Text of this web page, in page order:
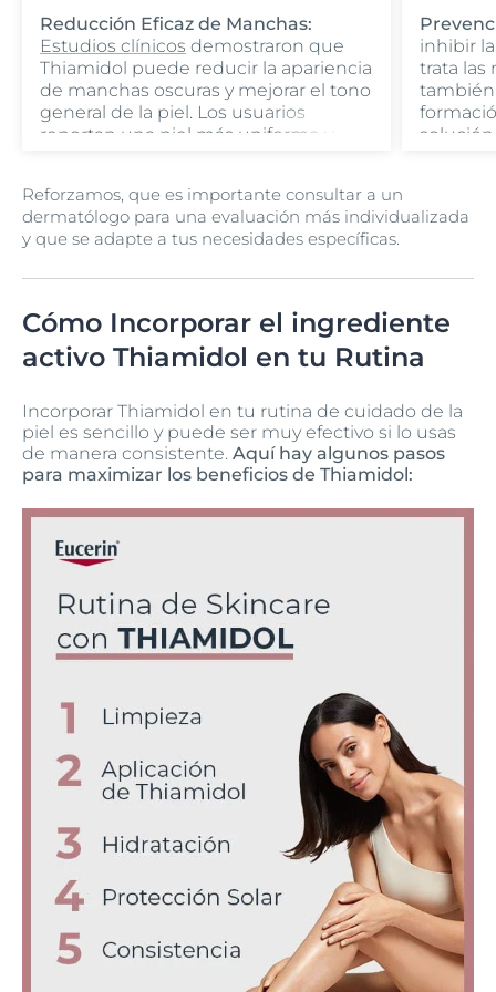
Reducción Eficaz de Manchas:
Estudios clínicos demostraron que
Thiamidol puede reducir la apariencia
de manchas oscuras y mejorar el tono
general de la piel. Los usuarios
reportan una piel más uniforme y
inhibir
trata las
también
solución
Reforzamos, que es importante consultar a un
dermatólogo para una evaluación más individualizada
y que se adapte a tus necesidades específicas.
Cómo Incorporar el ingrediente
activo Thiamidol en tu Rutina
Incorporar Thiamidol en tu rutina de cuidado de la
piel es sencillo y puede ser muy efectivo si lo usas
de manera consistente. Aquí hay algunos pasos
para maximizar los beneficios de Thiamidol: